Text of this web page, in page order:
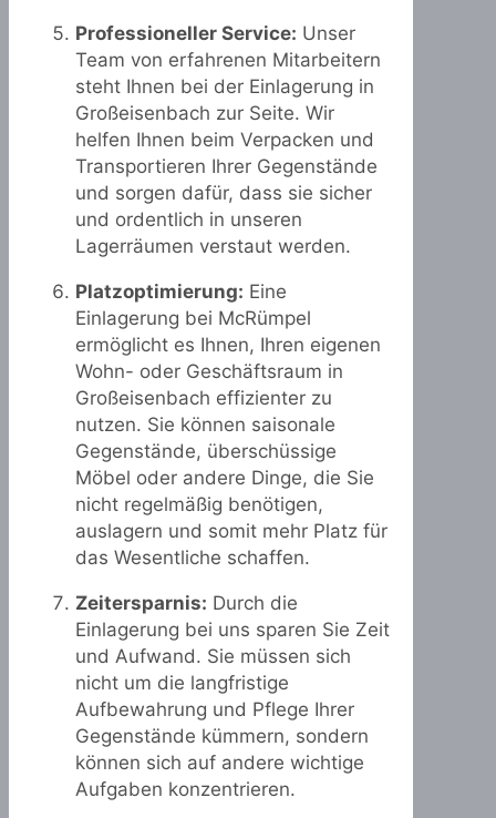
Professioneller Service: Unser
Team von erfahrenen Mitarbeitern
steht Ihnen bei der Einlagerung in
Großeisenbach zur Seite. Wir
helfen Ihnen beim Verpacken und
Transportieren Ihrer Gegenstände
und sorgen dafür, dass sie sicher
und ordentlich in unseren
Lagerräumen verstaut werden.
Platzoptimierung: Eine
Einlagerung bei McRümpel
ermöglicht es Ihnen, Ihren eigenen
Wohn- oder Geschäftsraum in
Großeisenbach effizienter zu
nutzen. Sie können saisonale
Gegenstände, überschüssige
Möbel oder andere Dinge, die Sie
nicht regelmäßig benötigen,
auslagern und somit mehr Platz für
das Wesentliche schaffen.
Zeitersparnis: Durch die
Einlagerung bei uns sparen Sie Zeit
und Aufwand. Sie müssen sich
nicht um die langfristige
Aufbewahrung und Pflege Ihrer
Gegenstände kümmern, sondern
können sich auf andere wichtige
Aufgaben konzentrieren.